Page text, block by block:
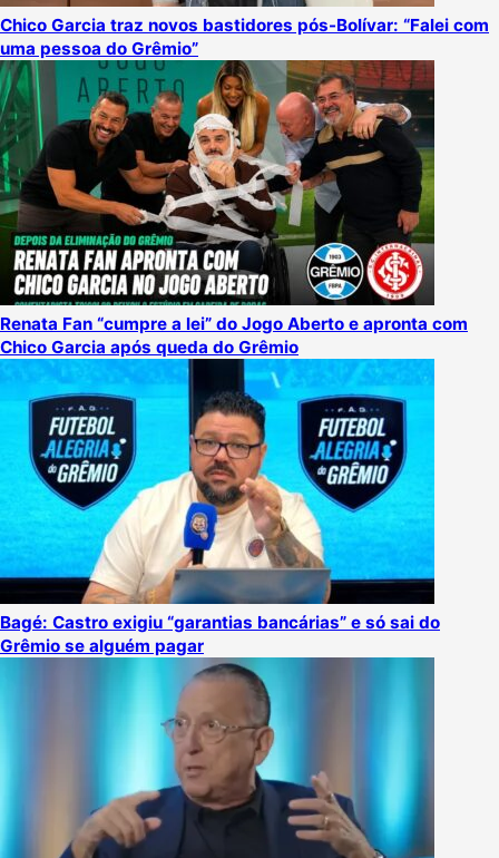
Chico Garcia traz novos bastidores pós-Bolívar: “Falei com
uma pessoa do Grêmio”
Renata Fan “cumpre a lei” do Jogo Aberto e apronta com
Chico Garcia após queda do Grêmio
Bagé: Castro exigiu “garantias bancárias” e só sai do
Grêmio se alguém pagar